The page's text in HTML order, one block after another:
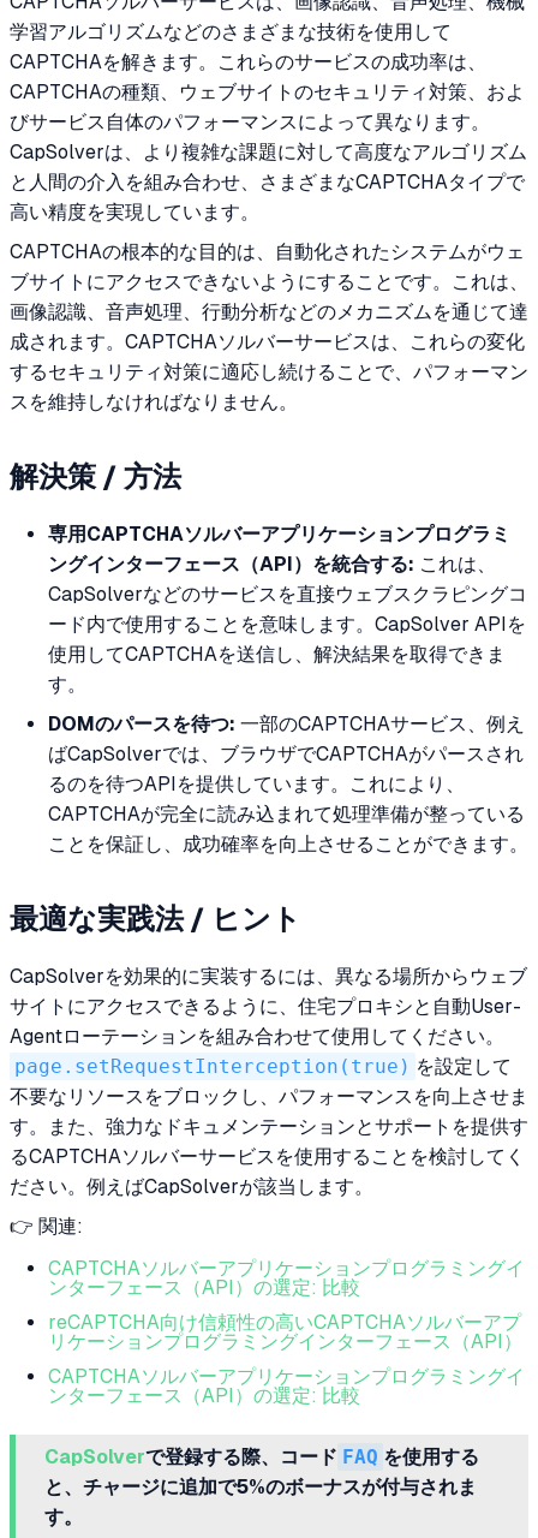
学習アルゴリズムなどのさまざまな技術を使用して
CAPTCHAを解きます。これらのサービスの成功率は、
CAPTCHAの種類、ウェブサイトのセキュリティ対策、およ
びサービス自体のパフォーマンスによって異なります。
CapSolverは、より複雑な課題に対して高度なアルゴリズム
と人間の介入を組み合わせ、さまざまなCAPTCHAタイプで
高い精度を実現しています。
CAPTCHAの根本的な目的は、自動化されたシステムがウェ
ブサイトにアクセスできないようにすることです。これは、
画像認識、音声処理、行動分析などのメカニズムを通じて達
成されます。CAPTCHAソルバーサービスは、これらの変化
するセキュリティ対策に適応し続けることで、パフォーマン
スを維持しなければなりません。
解決策 / 方法
専用CAPTCHAソルバーアプリケーションプログラミ
ングインターフェース（API）を統合する: これは、
CapSolverなどのサービスを直接ウェブスクラピングコ
ード内で使用することを意味します。CapSolver APIを
使用してCAPTCHAを送信し、解決結果を取得できま
す。
DOMのパースを待つ: 一部のCAPTCHAサービス、例え
ばCapSolverでは、ブラウザでCAPTCHAがパースされ
るのを待つAPIを提供しています。これにより、
CAPTCHAが完全に読み込まれて処理準備が整っている
ことを保証し、成功確率を向上させることができます。
最適な実践法 / ヒント
CapSolverを効果的に実装するには、異なる場所からウェブ
サイトにアクセスできるように、住宅プロキシと自動User-
Agentローテーションを組み合わせて使用してください。
page.setRequestInterception(true) を設定して
不要なリソースをブロックし、パフォーマンスを向上させま
す。また、強力なドキュメンテーションとサポートを提供す
るCAPTCHAソルバーサービスを使用することを検討してく
ださい。例えばCapSolverが該当します。
👉 関連:
CAPTCHAソルバーアプリケーションプログラミングイ
ンターフェース（API）の選定: 比較
reCAPTCHA向け信頼性の高いCAPTCHAソルバーアプ
リケーションプログラミングインターフェース（API）
CAPTCHAソルバーアプリケーションプログラミングイ
ンターフェース（API）の選定: 比較
CapSolverで登録する際、コード FAQ を使用する
と、チャージに追加で5%のボーナスが付与されま
す。